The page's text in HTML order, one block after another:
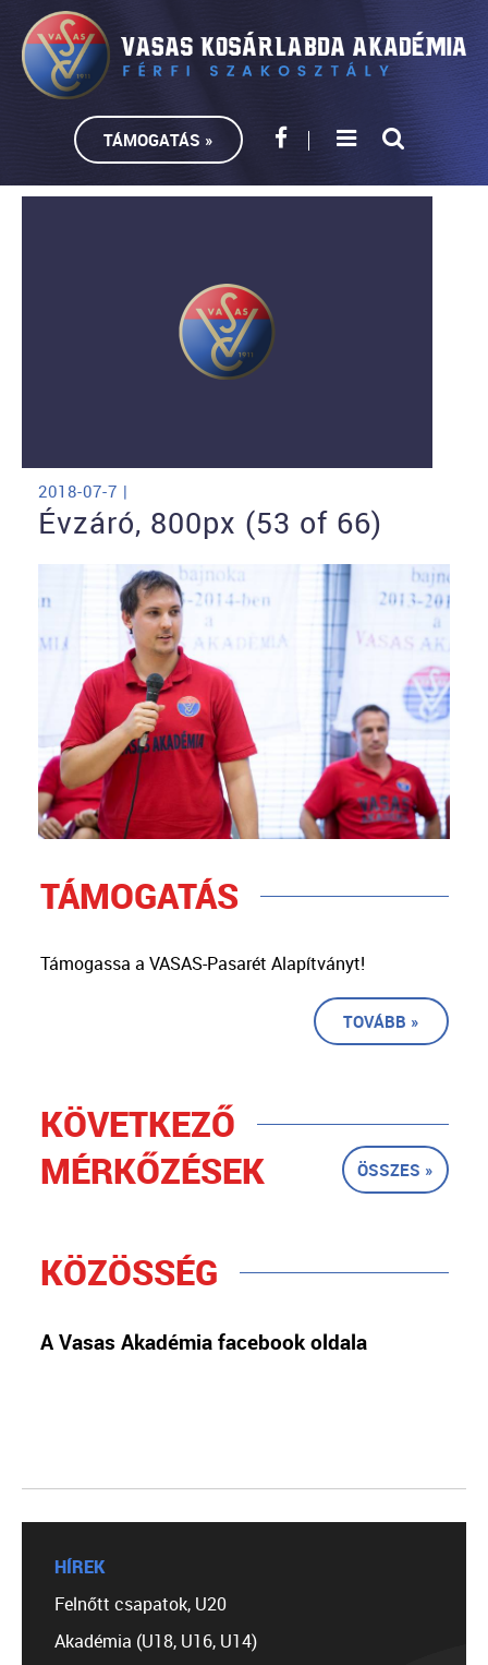
TÁMOGATÁS »
2018-07-7 |
Évzáró, 800px (53 of 66)
TÁMOGATÁS
Támogassa a VASAS-Pasarét Alapítványt!
TOVÁBB »
KÖVETKEZŐ
MÉRKŐZÉSEK
ÖSSZES »
KÖZÖSSÉG
A Vasas Akadémia facebook oldala
HÍREK
Felnőtt csapatok, U20
Akadémia (U18, U16, U14)